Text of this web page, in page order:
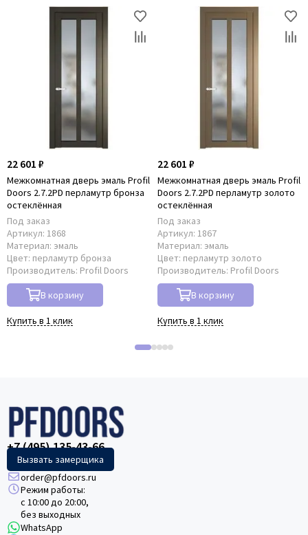
22 601 ₽
Межкомнатная дверь эмаль Profil
Doors 2.7.2PD перламутр бронза
остеклённая
Под заказ
Артикул: 1868
Материал: эмаль
Цвет: перламутр бронза
Производитель: Profil Doors
В корзину
Купить в 1 клик
22 601 ₽
Межкомнатная дверь эмаль Profil
Doors 2.7.2PD перламутр золото
остеклённая
Под заказ
Артикул: 1867
Материал: эмаль
Цвет: перламутр золото
Производитель: Profil Doors
В корзину
Купить в 1 клик
+7 (495) 135-43-66
Вызвать замерщика
order@pfdoors.ru
Режим работы:
с 10:00 до 20:00,
без выходных
WhatsApp